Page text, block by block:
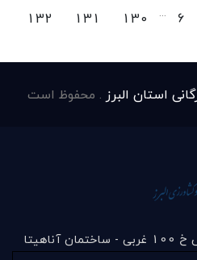
6
...
130
131
132
استان البرز . محفوظ است